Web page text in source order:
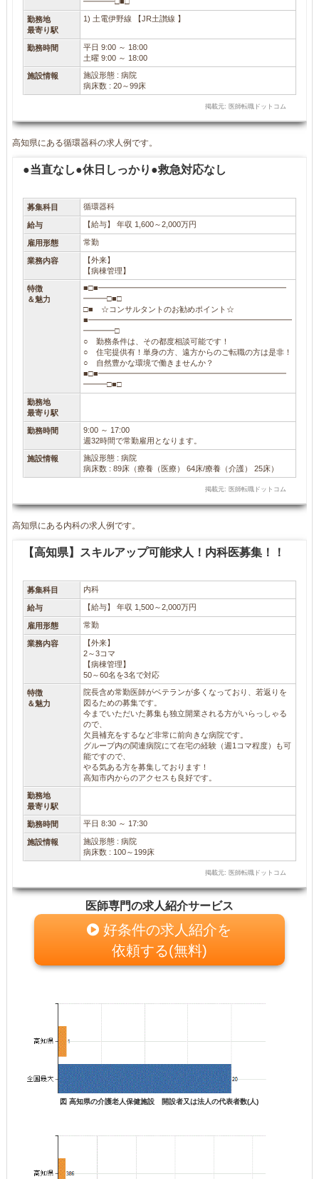
勤務地
最寄り駅
1) 土電伊野線 【JR土讃線 】
勤務時間
平日 9:00 ～ 18:00
土曜 9:00 ～ 18:00
施設情報
施設形態 : 病院
病床数 : 20～99床
掲載元: 医師転職ドットコム
高知県にある循環器科の求人例です。
●当直なし●休日しっかり●救急対応なし
募集科目 循環器科
給与 【給与】 年収 1,600～2,000万円
雇用形態 常勤
業務内容
【外来】
【病棟管理】
特徴
＆魅力
■□■━━━━━━━━━━━━━━━━━━━━━━━━
━━━□■□
□■ ☆コンサルタントのお勧めポイント☆
■━━━━━━━━━━━━━━━━━━━━━━━━━━
━━━━□
○ 勤務条件は、その都度相談可能です！
○ 住宅提供有！単身の方、遠方からのご転職の方は是非！
○ 自然豊かな環境で働きませんか？
■□■━━━━━━━━━━━━━━━━━━━━━━━━
━━━□■□
勤務地
最寄り駅
勤務時間
9:00 ～ 17:00
週32時間で常勤雇用となります。
施設情報
施設形態 : 病院
病床数 : 89床（療養（医療） 64床/療養（介護） 25床）
掲載元: 医師転職ドットコム
高知県にある内科の求人例です。
【高知県】スキルアップ可能求人！内科医募集！！
募集科目 内科
給与 【給与】 年収 1,500～2,000万円
雇用形態 常勤
業務内容
【外来】
2～3コマ
【病棟管理】
50～60名を3名で対応
特徴
＆魅力
院長含め常勤医師がベテランが多くなっており、若返りを
図るための募集です。
今までいただいた募集も独立開業される方がいらっしゃる
ので、
欠員補充をするなど非常に前向きな病院です。
グループ内の関連病院にて在宅の経験（週1コマ程度）も可
能ですので、
やる気ある方を募集しております！
高知市内からのアクセスも良好です。
勤務地
最寄り駅
勤務時間 平日 8:30 ～ 17:30
施設情報
施設形態 : 病院
病床数 : 100～199床
掲載元: 医師転職ドットコム
医師専門の求人紹介サービス
好条件の求人紹介を
依頼する(無料)
図 高知県の介護老人保健施設 開設者又は法人の代表者数(人)